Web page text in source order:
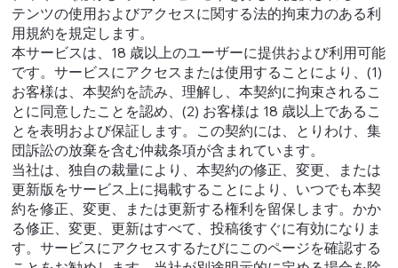
テンツの使用およびアクセスに関する法的拘束力のある利
用規約を規定します。
本サービスは、18 歳以上のユーザーに提供および利用可能
です。サービスにアクセスまたは使用することにより、(1)
お客様は、本契約を読み、理解し、本契約に拘束されるこ
とに同意したことを認め、(2) お客様は 18 歳以上であるこ
とを表明および保証します。この契約には、とりわけ、集
団訴訟の放棄を含む仲裁条項が含まれています。
当社は、独自の裁量により、本契約の修正、変更、または
更新版をサービス上に掲載することにより、いつでも本契
約を修正、変更、または更新する権利を留保します。かか
る修正、変更、更新はすべて、投稿後すぐに有効になりま
す。サービスにアクセスするたびにこのページを確認する